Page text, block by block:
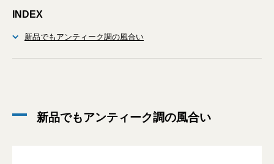
INDEX
新品でもアンティーク調の風合い
新品でもアンティーク調の風合い